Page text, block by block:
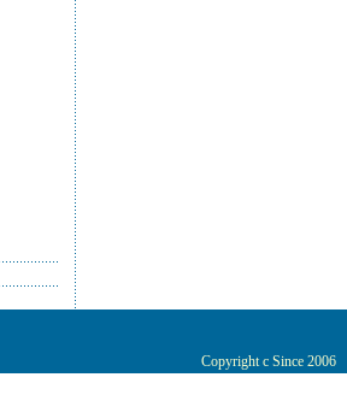
Copyright c Since